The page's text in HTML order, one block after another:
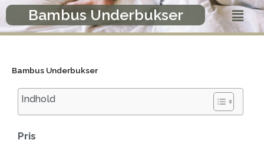
Gå
indholdet
Bambus Underbukser Menu
Bambus Underbukser
Indhold
Pris